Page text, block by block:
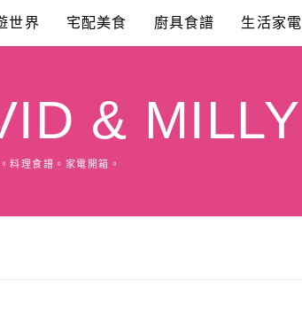
世界 宅配美食 廚具食譜 生活家電
& MILLY
料理食譜。家電開箱。